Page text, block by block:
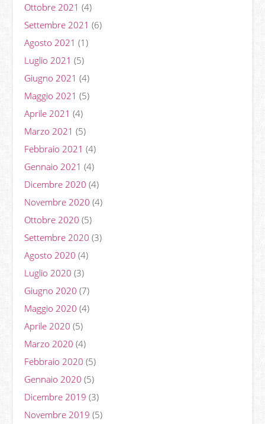
Ottobre 2021 (4)
Settembre 2021 (6)
Agosto 2021 (1)
Luglio 2021 (5)
Giugno 2021 (4)
Maggio 2021 (5)
Aprile 2021 (4)
Marzo 2021 (5)
Febbraio 2021 (4)
Gennaio 2021 (4)
Dicembre 2020 (4)
Novembre 2020 (4)
Ottobre 2020 (5)
Settembre 2020 (3)
Agosto 2020 (4)
Luglio 2020 (3)
Giugno 2020 (7)
Maggio 2020 (4)
Aprile 2020 (5)
Marzo 2020 (4)
Febbraio 2020 (5)
Gennaio 2020 (5)
Dicembre 2019 (3)
Novembre 2019 (5)